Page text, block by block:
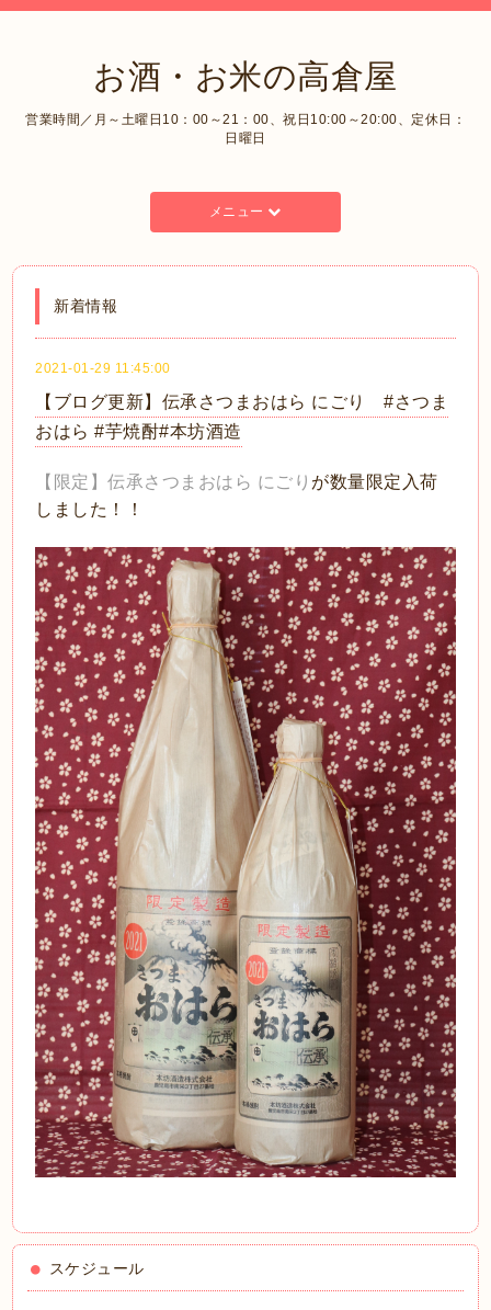
お酒・お米の高倉屋
営業時間／月～土曜日10：00～21：00、祝日10:00～20:00、定休日：
日曜日
メニュー
新着情報
2021-01-29 11:45:00
【ブログ更新】伝承さつまおはら にごり #さつま
おはら #芋焼酎#本坊酒造
【限定】伝承さつまおはら にごり が数量限定入荷
しました！！
スケジュール